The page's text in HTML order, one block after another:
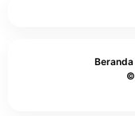
Beranda
©